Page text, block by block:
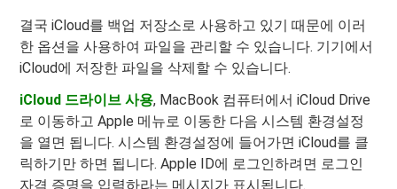
결국 iCloud를 백업 저장소로 사용하고 있기 때문에 이러
한 옵션을 사용하여 파일을 관리할 수 있습니다. 기기에서
iCloud에 저장한 파일을 삭제할 수 있습니다.
iCloud 드라이브 사용, MacBook 컴퓨터에서 iCloud Drive
로 이동하고 Apple 메뉴로 이동한 다음 시스템 환경설정
을 열면 됩니다. 시스템 환경설정에 들어가면 iCloud를 클
릭하기만 하면 됩니다. Apple ID에 로그인하려면 로그인
자격 증명을 입력하라는 메시지가 표시됩니다.